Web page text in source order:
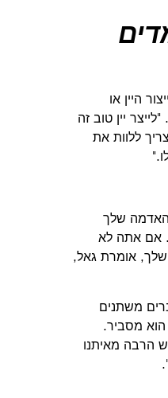
היין או
יין טוב זה
ללוות את
שלך
אם אתה לא
אומרת גאל,
משתנים
הוא מסביר.
הרבה מאיתנו